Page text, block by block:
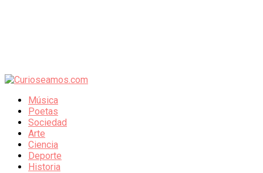
Música
Poetas
Sociedad
Arte
Ciencia
Deporte
Historia